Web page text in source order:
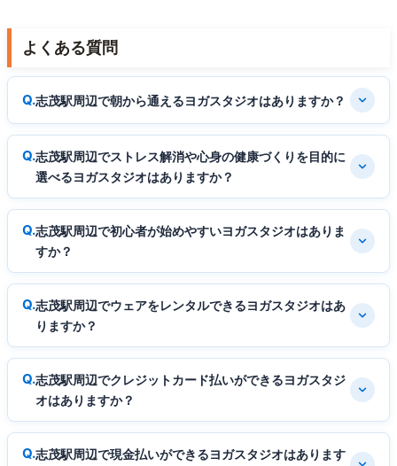
よくある質問
志茂駅周辺で朝から通えるヨガスタジオはありますか？
志茂駅周辺でストレス解消や心身の健康づくりを目的に
選べるヨガスタジオはありますか？
志茂駅周辺で初心者が始めやすいヨガスタジオはありま
すか？
志茂駅周辺でウェアをレンタルできるヨガスタジオはあ
りますか？
志茂駅周辺でクレジットカード払いができるヨガスタジ
オはありますか？
志茂駅周辺で現金払いができるヨガスタジオはあります